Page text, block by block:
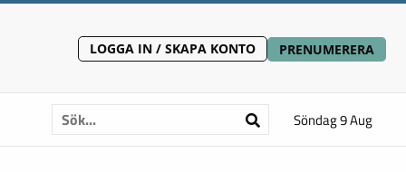
LOGGA IN / SKAPA KONTO PRENUMERERA
Söndag 9 Aug